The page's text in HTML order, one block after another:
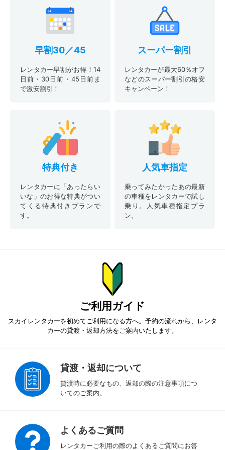
早割30／45
レンタカー早割がお得！14
日前・30日前・45日前ま
で激安割引！
スーパー割引
レンタカーが最大60％オフ
などのスーパー割引の格安
キャンペーン！
特典付き
レンタカーに「あったらい
いな」のお得な特典がつい
てくる特典付きプランで
す。
人気車指定
乗ってみたかったあの最新
の車種をレンタカーで試し
乗り。人気車種指定プラ
ン。
ご利用ガイド
スカイレンタカーを初めてご利用になる方へ。予約の流れから、
レンタ
カーの貸渡・返却方法をご案内いたします。
貸渡・返却について
貸渡時に必要なもの、返却の際の注意事項につ
いてのご案内。
よくあるご質問
レンタカーご利用の際のよくあるご質問にお答